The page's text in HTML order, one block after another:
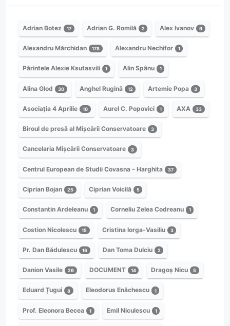
Adrian Botez 17 Adrian G. Romilă 2 Alex Ivanov 9
Alexandru Mărchidan 178 Alexandru Nechifor 1
Părintele Alexie Ksutasvili 1 Alin Spânu 1
Alina Glod 30 Anghel Rugină 12 Artemie Popa 3
Asociația 4 Aprilie 10 Aurel C. Popovici 1 AXA 33
Biroul de presă al Mișcării Conservatoare 3
Cancelaria Mișcării Conservatoare 3
Centrul European de Studii Covasna – Harghita 37
Ciprian Bojan 25 Ciprian Voicilă 5
Constantin Ardeleanu 1 Corneliu Zelea Codreanu 1
Costion Nicolescu 15 Cristina Iorga-Vasiliu 3
Pr. Dan Bădulescu 16 Dan Toma Dulciu 2
Danion Vasile 26 DOCUMENT 14 Dragoș Nicu 5
Eduard Țugui 8 Eleodorus Enăchescu 1
Prof. Eleonora Becea 1 Emil Niculescu 1